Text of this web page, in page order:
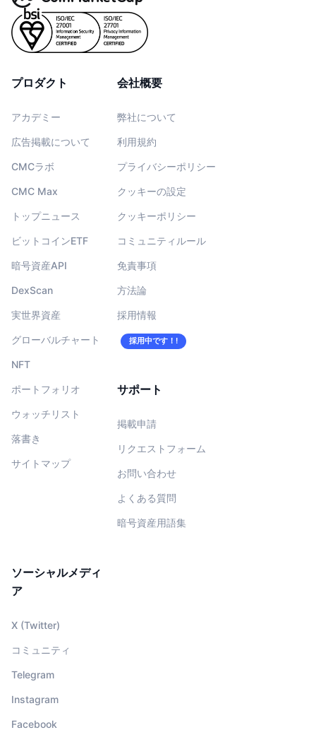
プロダクト
アカデミー
広告掲載について
CMCラボ
CMC Max
トップニュース
ビットコインETF
暗号資産API
DexScan
実世界資産
グローバルチャート
NFT
ポートフォリオ
ウォッチリスト
落書き
サイトマップ
会社概要
弊社について
利用規約
プライバシーポリシー
クッキーの設定
クッキーポリシー
コミュニティルール
免責事項
方法論
採用情報
採用中です！!
サポート
掲載申請
リクエストフォーム
お問い合わせ
よくある質問
暗号資産用語集
ソーシャルメディ
ア
X (Twitter)
コミュニティ
Telegram
Instagram
Facebook